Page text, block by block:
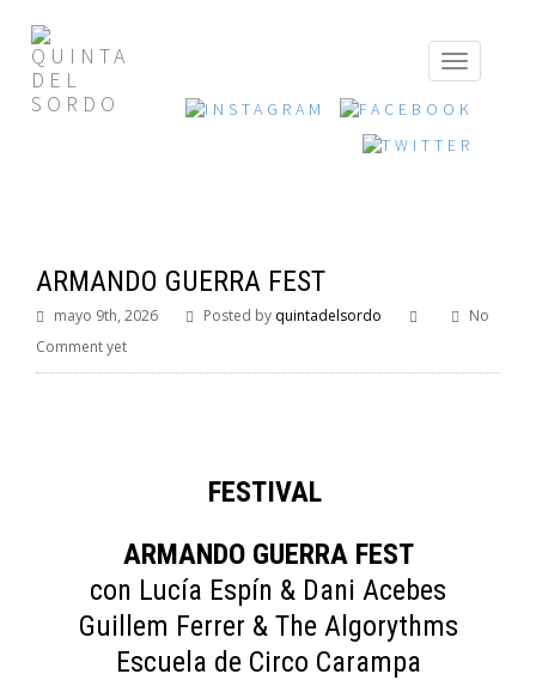
ARMANDO GUERRA FEST
mayo 9th, 2026 Posted by quintadelsordo
No
Comment yet
FESTIVAL
ARMANDO GUERRA FEST
con Lucía Espín & Dani Acebes
Guillem Ferrer & The Algorythms
Escuela de Circo Carampa